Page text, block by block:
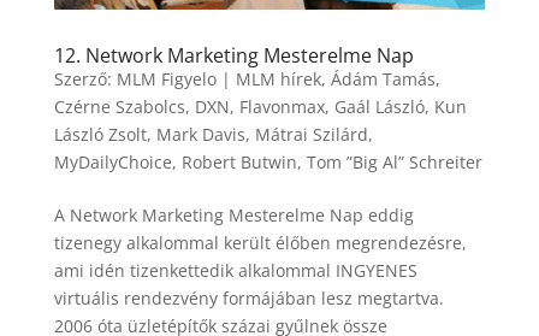
12. Network Marketing Mesterelme Nap
Szerző: MLM Figyelo| MLM hírek, Ádám Tamás,
Czérne Szabolcs, DXN, Flavonmax, Gaál László, Kun
László Zsolt, Mark Davis, Mátrai Szilárd,
MyDailyChoice, Robert Butwin, Tom ”Big Al” Schreiter
A Network Marketing Mesterelme Nap eddig
tizenegy alkalommal került élőben megrendezésre,
ami idén tizenkettedik alkalommal INGYENES
virtuális rendezvény formájában lesz megtartva.
2006 óta üzletépítők százai gyűlnek össze